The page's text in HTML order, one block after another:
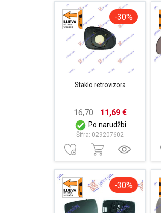
-30%
Staklo retrovizora
16,70 11,69 €
Po narudžbi
Šifra: 029207602
-30%